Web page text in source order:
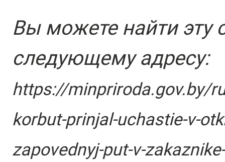
Вы можете найти эту
следующему адресу:
https://minpriroda.gov.by/
korbut-prinjal-uchastie-v-
zapovednyj-put-v-